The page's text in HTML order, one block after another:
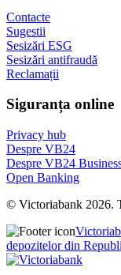
Contacte
Sugestii
Sesizări ESG
Sesizări antifraudă
Reclamații
Siguranța online
Privacy hub
Despre VB24
Despre VB24
Open Banking
© Victoriabank 2026.
depozitelor din